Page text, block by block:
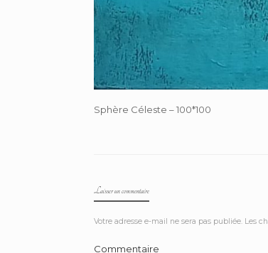
Sphère Céleste – 100*100
Laisser un commentaire
Votre adresse e-mail ne sera pas publiée. Les
Commentaire